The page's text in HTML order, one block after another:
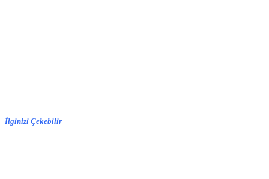
İlginizi Çekebilir